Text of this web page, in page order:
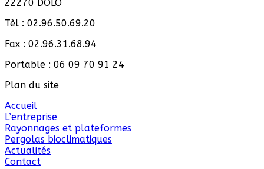
22270 DOLO
Tèl : 02.96.50.69.20
Fax : 02.96.31.68.94
Portable : 06 09 70 91 24
Plan du site
Accueil
L’entreprise
Rayonnages et plateformes
Pergolas bioclimatiques
Actualités
Contact